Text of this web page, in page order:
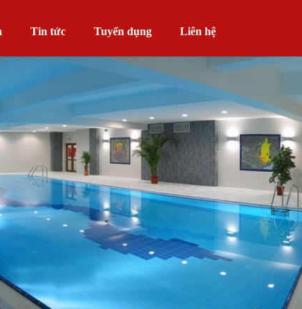
Tin tức Tuyển dụng Liên hệ